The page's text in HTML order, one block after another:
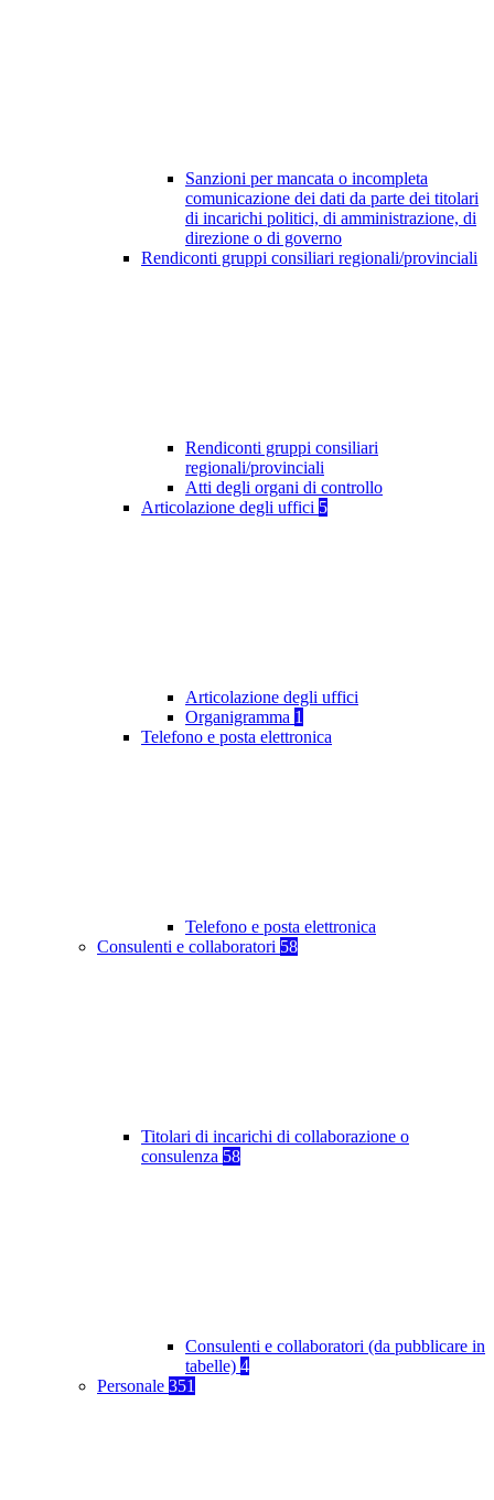
Sanzioni per mancata o incompleta
comunicazione dei dati da parte dei titolari
di incarichi politici, di amministrazione, di
direzione o di governo
Rendiconti gruppi consiliari regionali/provinciali
Rendiconti gruppi consiliari
regionali/provinciali
Atti degli organi di controllo
Articolazione degli uffici 5
Articolazione degli uffici
Organigramma 1
Telefono e posta elettronica
Telefono e posta elettronica
Consulenti e collaboratori 58
Titolari di incarichi di collaborazione o
consulenza 58
Consulenti e collaboratori (da pubblicare in
tabelle) 4
Personale 351